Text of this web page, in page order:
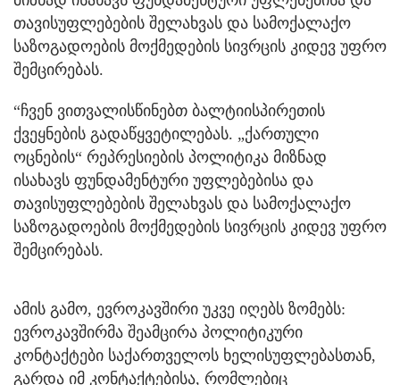
თავისუფლებების შელახვას და სამოქალაქო
საზოგადოების მოქმედების სივრცის კიდევ უფრო
შემცირებას.
“ჩვენ ვითვალისწინებთ ბალტიისპირეთის
ქვეყნების გადაწყვეტილებას. „ქართული
ოცნების“ რეპრესიების პოლიტიკა მიზნად
ისახავს ფუნდამენტური უფლებებისა და
თავისუფლებების შელახვას და სამოქალაქო
საზოგადოების მოქმედების სივრცის კიდევ უფრო
შემცირებას.
ამის გამო, ევროკავშირი უკვე იღებს ზომებს:
ევროკავშირმა შეამცირა პოლიტიკური
კონტაქტები საქართველოს ხელისუფლებასთან,
გარდა იმ კონტაქტებისა, რომლებიც